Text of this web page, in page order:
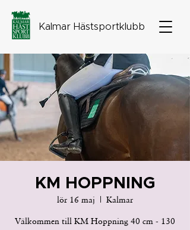
Kalmar Hästsportklubb
KM HOPPNING
lör 16 maj Kalmar
Välkommen till KM Hoppning 40 cm - 130